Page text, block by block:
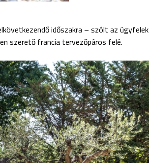
időszakra – szólt az ügyfelek
szerető francia tervezőpáros felé.